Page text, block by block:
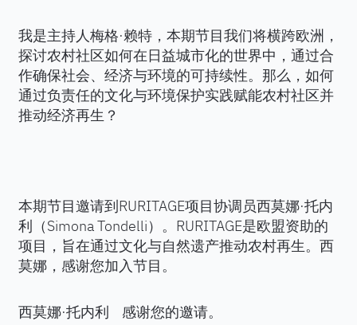
我是主持人梅格·赖特，本期节目我们将横跨欧洲，
探讨农村社区如何在日益城市化的世界中，通过合
作确保社会、经济与环境的可持续性。那么，如何
通过负责任的文化与环境保护实践赋能农村社区并
推动经济再生？
本期节目邀请到RURITAGE项目协调员西莫娜·托内
利（Simona Tondelli）。RURITAGE是欧盟资助的
项目，旨在通过文化与自然遗产推动农村再生。西
莫娜，感谢您加入节目。
西莫娜·托内利 感谢您的邀请。